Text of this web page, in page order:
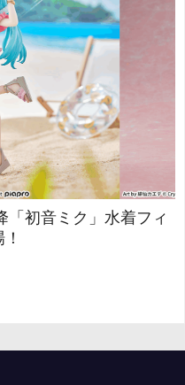
初音ミク」水着フィ